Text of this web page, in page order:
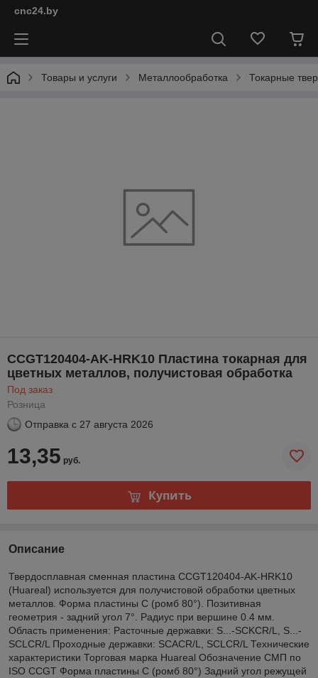
cnc24.by
Товары и услуги Металлообработка Токарные
CCGT120404-AK-HRK10 Пластина токарная для
цветных металлов, получистовая обработка
Под заказ
Розница
Отправка с 27 августа 2026
13,35 руб.
Купить
Описание
Твердосплавная сменная пластина CCGT120404-AK-HRK10
(Huareal) используется для получистовой обработки цветных
металлов. Форма пластины C (ромб 80°). Позитивная
геометрия - задний угол 7°. Радиус при вершине 0.4 мм.
Область применения: Расточные державки: S...-SCKCR/L, S...-
SCLCR/L Проходные державки: SCACR/L, SCLCR/L Технические
характеристики Торговая марка Huareal Обозначение СМП по
ISO CCGT Форма пластины C (ромб 80°) Задний угол режущей